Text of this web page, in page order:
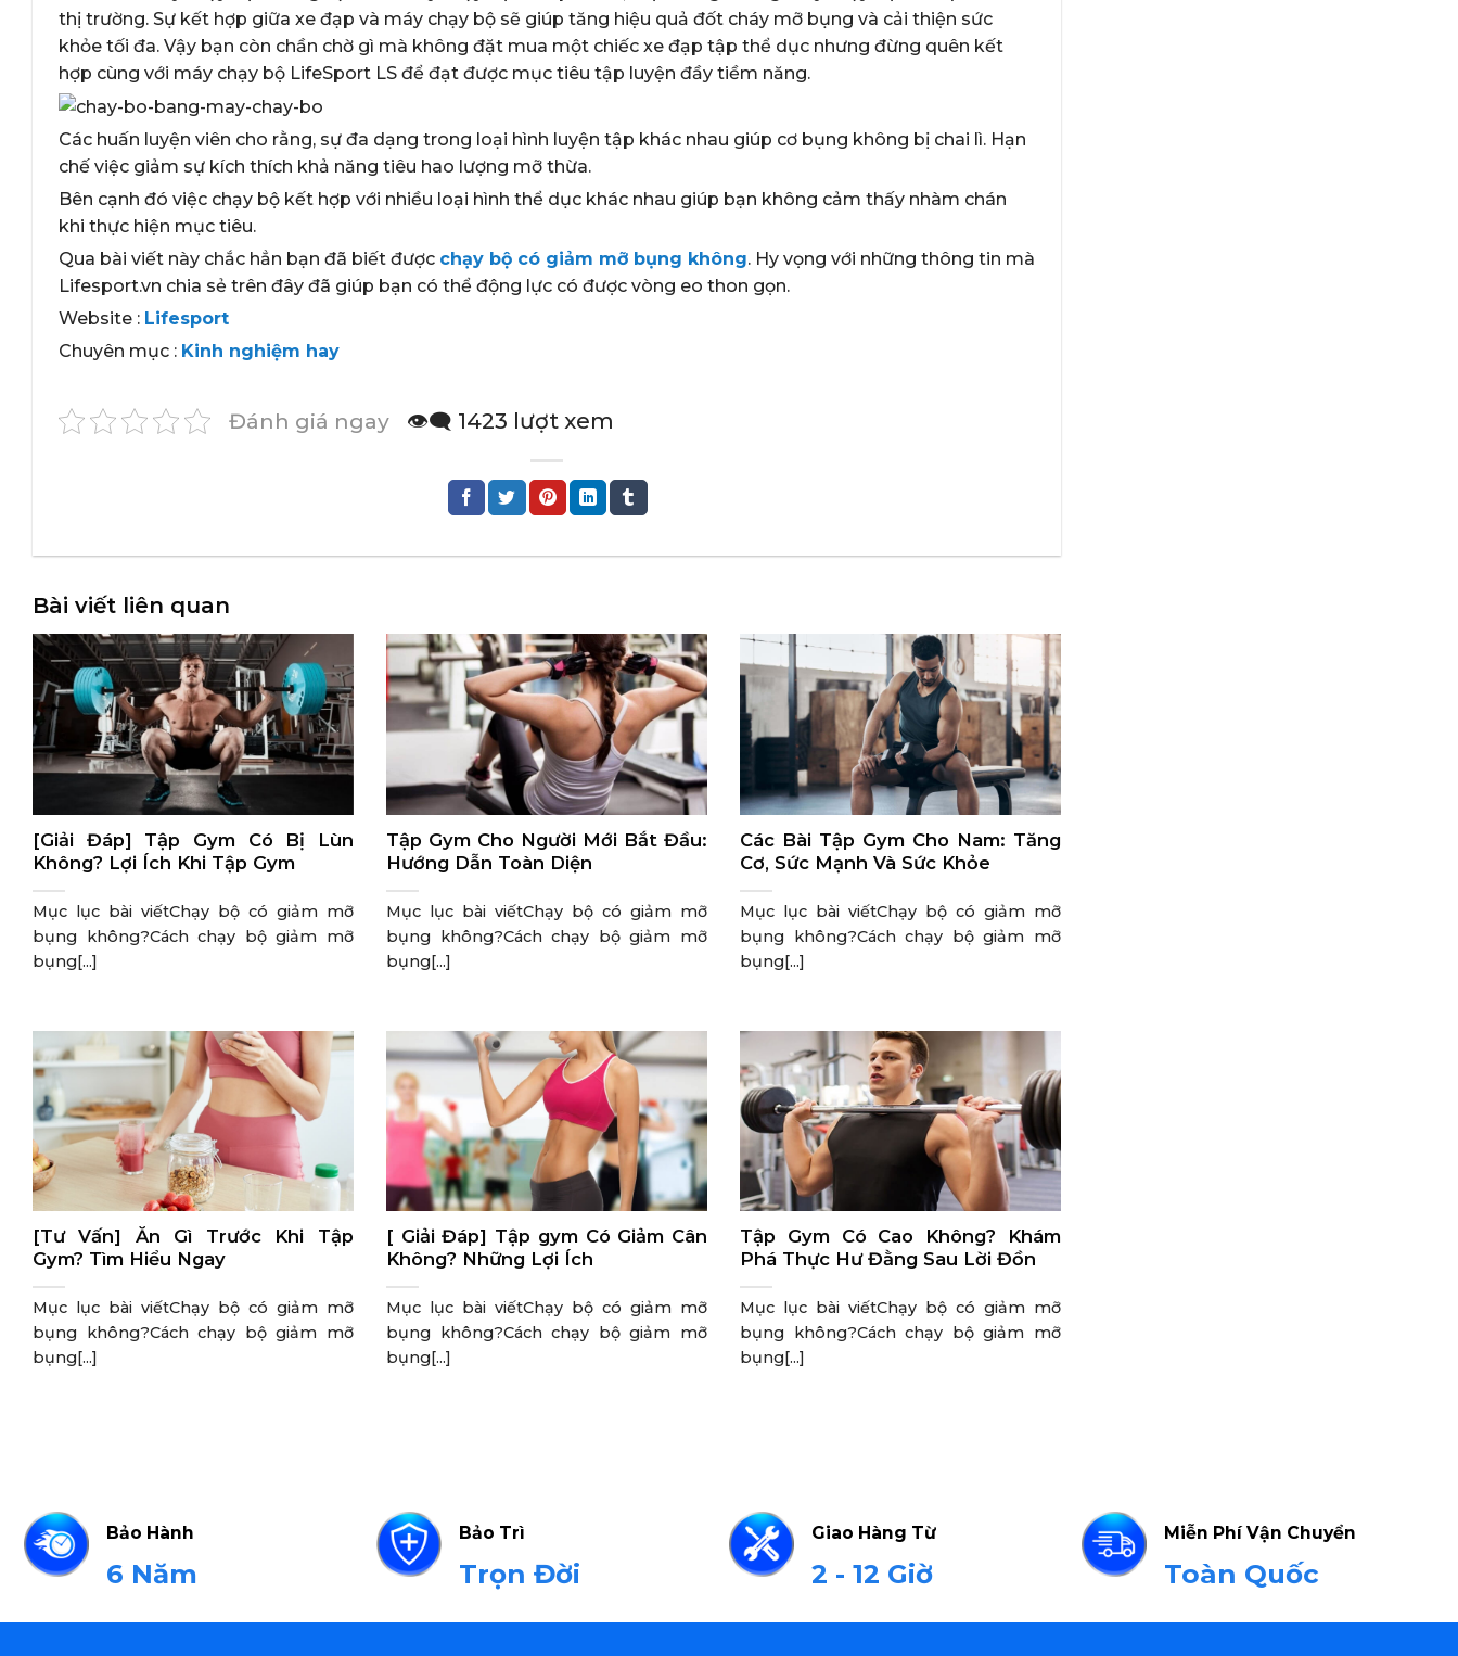
thị trường. Sự kết hợp giữa xe đạp và máy chạy bộ sẽ giúp tăng hiệu quả đốt cháy mỡ bụng và cải thiện sức
khỏe tối đa. Vậy bạn còn chần chờ gì mà không đặt mua một chiếc xe đạp tập thể dục nhưng đừng quên kết
hợp cùng với máy chạy bộ LifeSport LS để đạt được mục tiêu tập luyện đầy tiềm năng.
Các huấn luyện viên cho rằng, sự đa dạng trong loại hình luyện tập khác nhau giúp cơ bụng không bị chai lì. Hạn
chế việc giảm sự kích thích khả năng tiêu hao lượng mỡ thừa.
Bên cạnh đó việc chạy bộ kết hợp với nhiều loại hình thể dục khác nhau giúp bạn không cảm thấy nhàm chán
khi thực hiện mục tiêu.
Qua bài viết này chắc hẳn bạn đã biết được chạy bộ có giảm mỡ bụng không. Hy vọng với những thông tin mà
Lifesport.vn chia sẻ trên đây đã giúp bạn có thể động lực có được vòng eo thon gọn.
Website : Lifesport
Chuyên mục : Kinh nghiệm hay
Đánh giá ngay 👁️‍🗨️ 1423 lượt xem
Bài viết liên quan
[Giải Đáp] Tập Gym Có Bị Lùn
Không? Lợi Ích Khi Tập Gym
Mục lục bài viếtChạy bộ có giảm mỡ
bụng không?Cách chạy bộ giảm mỡ
bụng[...]
Tập Gym Cho Người Mới Bắt Đầu:
Hướng Dẫn Toàn Diện
Mục lục bài viếtChạy bộ có giảm mỡ
bụng không?Cách chạy bộ giảm mỡ
bụng[...]
Các Bài Tập Gym Cho Nam: Tăng
Cơ, Sức Mạnh Và Sức Khỏe
Mục lục bài viếtChạy bộ có giảm mỡ
bụng không?Cách chạy bộ giảm mỡ
bụng[...]
[Tư Vấn] Ăn Gì Trước Khi Tập
Gym? Tìm Hiểu Ngay
Mục lục bài viếtChạy bộ có giảm mỡ
bụng không?Cách chạy bộ giảm mỡ
bụng[...]
[ Giải Đáp] Tập gym Có Giảm Cân
Không? Những Lợi Ích
Mục lục bài viếtChạy bộ có giảm mỡ
bụng không?Cách chạy bộ giảm mỡ
bụng[...]
Tập Gym Có Cao Không? Khám
Phá Thực Hư Đằng Sau Lời Đồn
Mục lục bài viếtChạy bộ có giảm mỡ
bụng không?Cách chạy bộ giảm mỡ
bụng[...]
Bảo Hành
6 Năm
Bảo Trì
Trọn Đời
Giao Hàng Từ
2 - 12 Giờ
Miễn Phí Vận Chuyển
Toàn Quốc